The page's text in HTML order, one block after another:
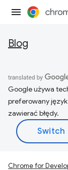
Blog
Google używa
preferowany
zawierać błędy.
Chrome for